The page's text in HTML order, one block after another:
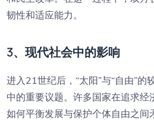
韧性和适应能力。
3、现代社会中的影响
进入21世纪后，“太阳”与“自由”的
中的重要议题。许多国家在追求经
如何平衡发展与保护个体自由之间